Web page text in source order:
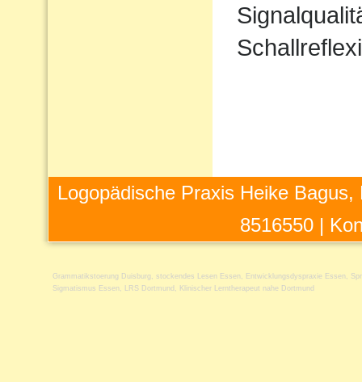
Logopädische Praxis Heike
8516550 |
Grammatikstoerung Duisburg stockendes Lesen Essen Entwicklungsdyspraxie Essen
Sigmatismus Essen
LRS Dortmund Klinischer Lerntherapeut nahe Dortmund